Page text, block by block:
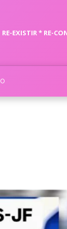
RE-EXISTIR * RE-